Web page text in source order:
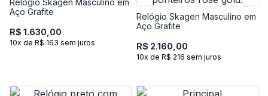
Relógio Skagen Masculino em
Aço Grafite
R$ 1.630,00
10x de R$ 163 sem juros
Relógio Skagen Masculino em
Aço Grafite
R$ 2.160,00
10x de R$ 216 sem juros